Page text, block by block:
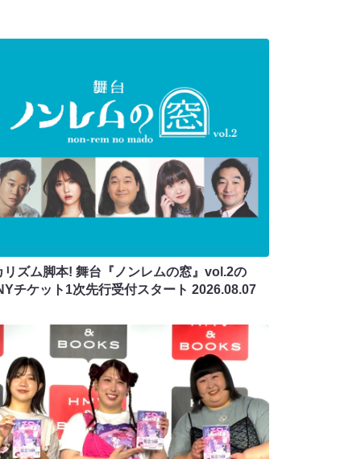
リズム脚本! 舞台『ノンレムの窓』vol.2の
チケット1次先行受付スタート 2026.08.07